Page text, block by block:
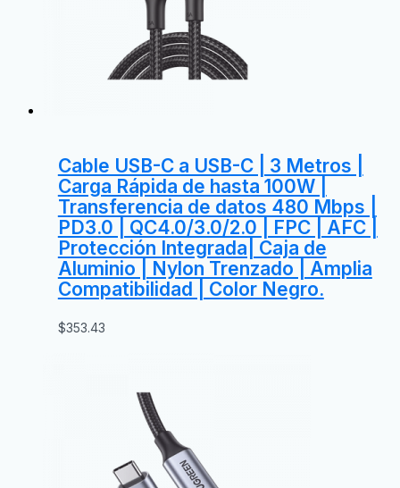
Cable USB-C a USB-C | 3 Metros |
Carga Rápida de hasta 100W |
Transferencia de datos 480 Mbps |
PD3.0 | QC4.0/3.0/2.0 | FPC | AFC |
Protección Integrada| Caja de
Aluminio | Nylon Trenzado | Amplia
Compatibilidad | Color Negro.
$353.43